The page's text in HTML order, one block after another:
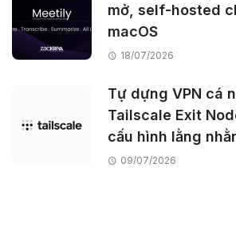
mở, self-hosted
macOS
18/07/2026
Tự dựng VPN cá
Tailscale Exit
cấu hình lằng
09/07/2026